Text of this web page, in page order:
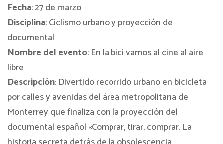
Fecha: 27 de marzo
Disciplina: Ciclismo urbano y proyección de
documental
Nombre del evento: En la bici vamos al cine al aire
libre
Descripción: Divertido recorrido urbano en bicicleta
por calles y avenidas del área metropolitana de
Monterrey que finaliza con la proyección del
documental español «Comprar, tirar, comprar. La